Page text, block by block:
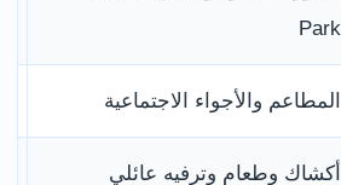
Park
المطاعم والأجواء الاجتماعية
أكشاك وطعام وترفيه عائلي